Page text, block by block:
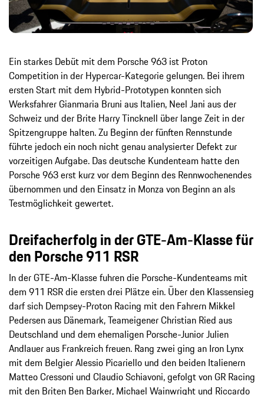
Ein starkes Debüt mit dem Porsche 963 ist Proton
Competition in der Hypercar-Kategorie gelungen. Bei ihrem
ersten Start mit dem Hybrid-Prototypen konnten sich
Werksfahrer Gianmaria Bruni aus Italien, Neel Jani aus der
Schweiz und der Brite Harry Tincknell über lange Zeit in der
Spitzengruppe halten. Zu Beginn der fünften Rennstunde
führte jedoch ein noch nicht genau analysierter Defekt zur
vorzeitigen Aufgabe. Das deutsche Kundenteam hatte den
Porsche 963 erst kurz vor dem Beginn des Rennwochenendes
übernommen und den Einsatz in Monza von Beginn an als
Testmöglichkeit gewertet.
Dreifacherfolg in der GTE-Am-Klasse für
den Porsche 911 RSR
In der GTE-Am-Klasse fuhren die Porsche-Kundenteams mit
dem 911 RSR die ersten drei Plätze ein. Über den Klassensieg
darf sich Dempsey-Proton Racing mit den Fahrern Mikkel
Pedersen aus Dänemark, Teameigener Christian Ried aus
Deutschland und dem ehemaligen Porsche-Junior Julien
Andlauer aus Frankreich freuen. Rang zwei ging an Iron Lynx
mit dem Belgier Alessio Picariello und den beiden Italienern
Matteo Cressoni und Claudio Schiavoni, gefolgt von GR Racing
mit den Briten Ben Barker, Michael Wainwright und Riccardo